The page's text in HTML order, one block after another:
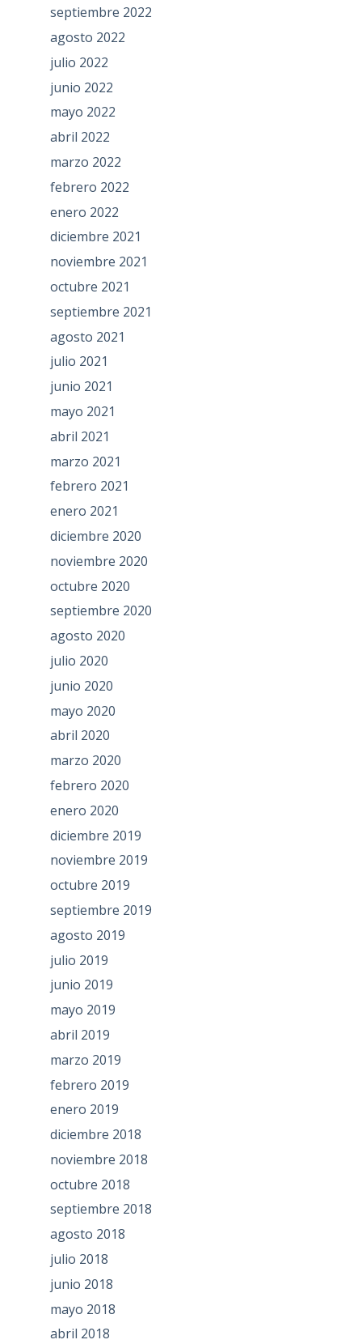
septiembre 2022
agosto 2022
julio 2022
junio 2022
mayo 2022
abril 2022
marzo 2022
febrero 2022
enero 2022
diciembre 2021
noviembre 2021
octubre 2021
septiembre 2021
agosto 2021
julio 2021
junio 2021
mayo 2021
abril 2021
marzo 2021
febrero 2021
enero 2021
diciembre 2020
noviembre 2020
octubre 2020
septiembre 2020
agosto 2020
julio 2020
junio 2020
mayo 2020
abril 2020
marzo 2020
febrero 2020
enero 2020
diciembre 2019
noviembre 2019
octubre 2019
septiembre 2019
agosto 2019
julio 2019
junio 2019
mayo 2019
abril 2019
marzo 2019
febrero 2019
enero 2019
diciembre 2018
noviembre 2018
octubre 2018
septiembre 2018
agosto 2018
julio 2018
junio 2018
mayo 2018
abril 2018